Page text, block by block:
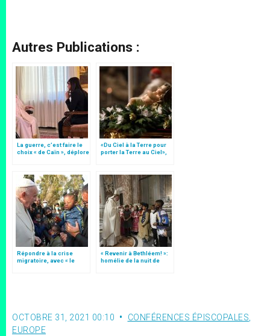
Autres Publications :
La guerre, c’est faire le
choix « de Caïn », déplore
«Du Ciel à la Terre pour
porter la Terre au Ciel»,
Répondre à la crise
migratoire, avec « le
« Revenir à Bethléem! »:
homélie de la nuit de
OCTOBRE 31, 2021 00:10 CONFÉRENCES ÉPISCOPALES,
EUROPE